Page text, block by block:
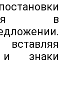
в
и знаки